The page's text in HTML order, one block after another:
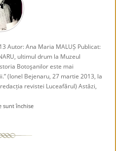
Autor: Ana Maria MALUȘ Publicat:
ultimul drum la Muzeul
Botoşanilor este mai
(Ionel Bejenaru, 27 martie 2013, la
revistei Luceafărul) Astăzi,
sunt închise